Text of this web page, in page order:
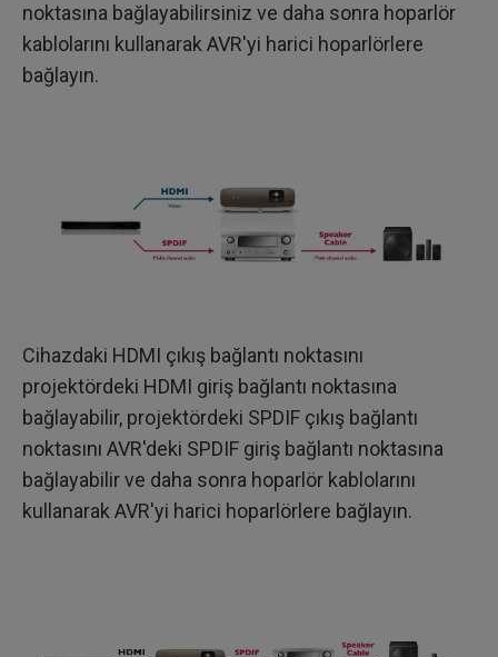
noktasına bağlayabilirsiniz ve daha sonra hoparlör
kablolarını kullanarak AVR'yi harici hoparlörlere
bağlayın.
Cihazdaki HDMI çıkış bağlantı noktasını
projektördeki HDMI giriş bağlantı noktasına
bağlayabilir, projektördeki SPDIF çıkış bağlantı
noktasını AVR'deki SPDIF giriş bağlantı noktasına
bağlayabilir ve daha sonra hoparlör kablolarını
kullanarak AVR'yi harici hoparlörlere bağlayın.